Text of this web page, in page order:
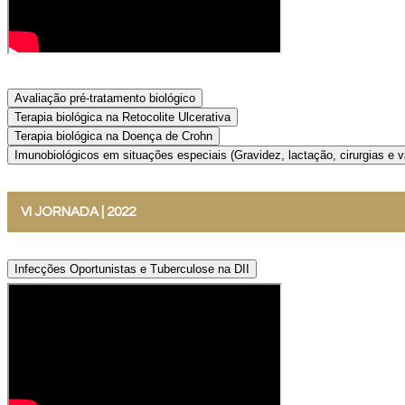
Avaliação pré-tratamento biológico
Terapia biológica na Retocolite Ulcerativa
Terapia biológica na Doença de Crohn
Imunobiológicos em situações especiais (Gravidez, lactação, cirurgias e
VI JORNADA | 2022
Infecções Oportunistas e Tuberculose na DII